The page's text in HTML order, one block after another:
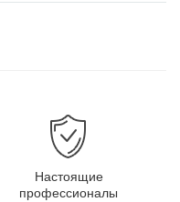
Настоящие
профессионалы